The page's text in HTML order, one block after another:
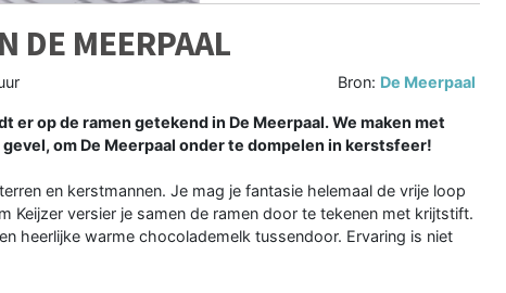
DE MEERPAAL
Bron: De Meerpaal
er op de ramen getekend in De Meerpaal. We maken met
om De Meerpaal onder te dompelen in kerstsfeer!
en kerstmannen. Je mag je fantasie helemaal de vrije loop
Keijzer versier je samen de ramen door te tekenen met krijtstift.
heerlijke warme chocolademelk tussendoor. Ervaring is niet